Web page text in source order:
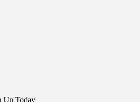
Up Today